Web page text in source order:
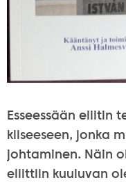
Esseessään eliitin
kliseeseen, jonka
johtaminen. Näin
eliittiin kuuluvan